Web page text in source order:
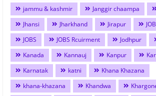
jammu & kashmir
Janggir chaampa
Jhansi
Jharkhand Jirapur
JOBS
JOBS Rcuirment Jodhpur
Kanada
Kannauj Kanpur
Karnatak
katni
Khana Khazana
khana-khazana
Khandwa